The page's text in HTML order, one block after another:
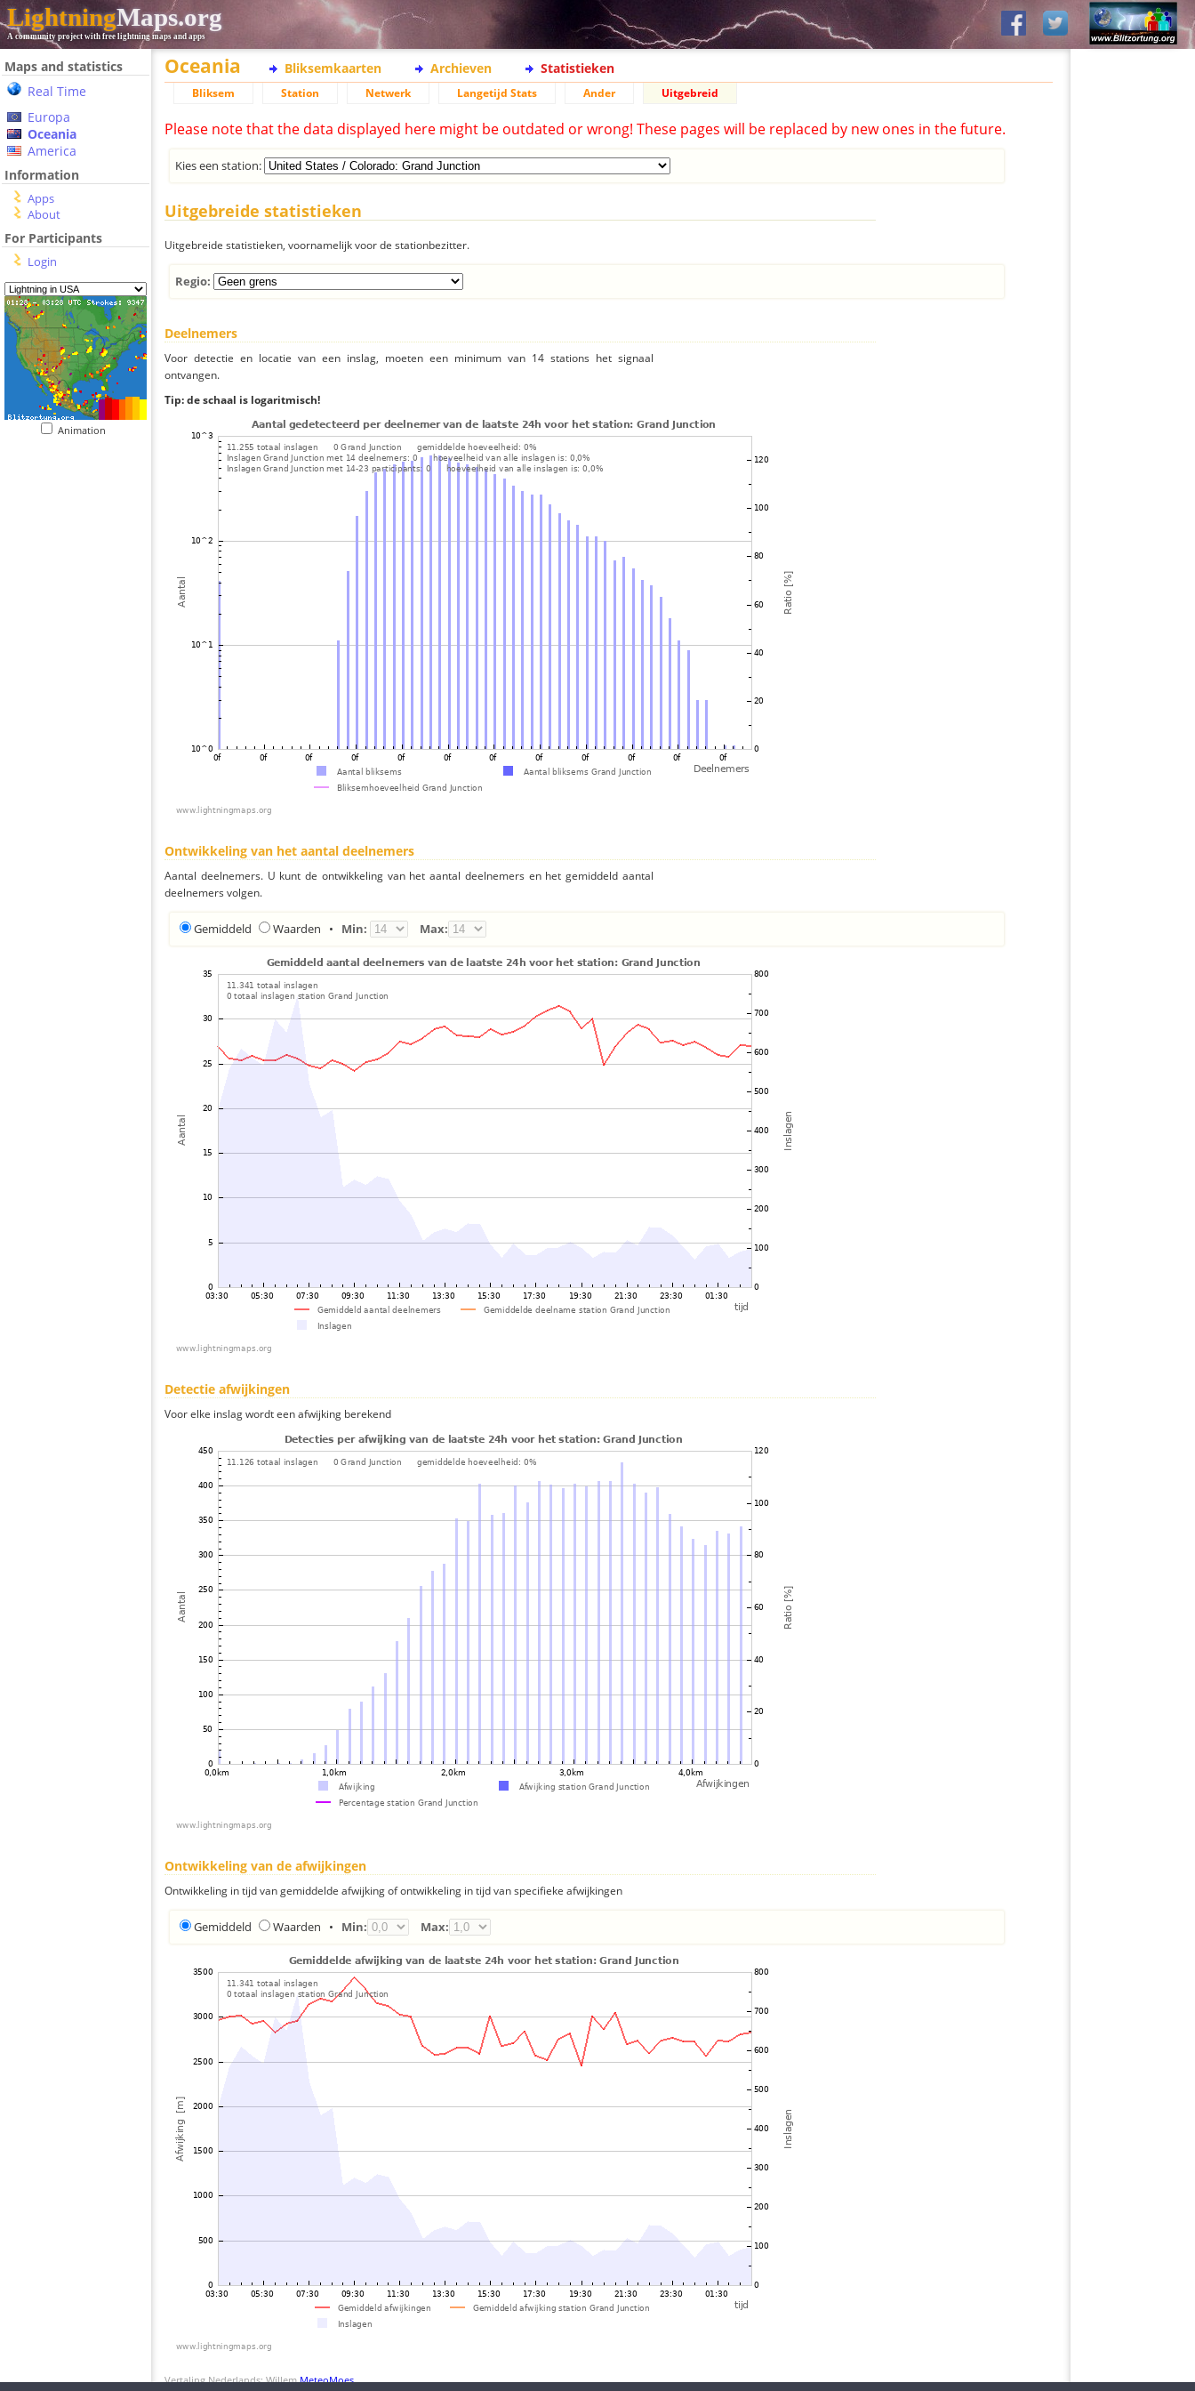
LightningMaps.org
A community project with free lightning maps and apps
Maps and statistics
Real Time
Europa
Oceania
America
Information
Apps
About
For Participants
Login
Animation
Oceania Bliksemkaarten Archieven Statistieken
Bliksem Station Netwerk Langetijd Stats Ander Uitgebreid
Please note that the data displayed here might be outdated or wrong! These pages will be replaced by new ones in the future.
Kies een station:
Uitgebreide statistieken
Uitgebreide statistieken, voornamelijk voor de stationbezitter.
Regio:
Deelnemers
Voor detectie en locatie van een inslag, moeten een minimum van 14 stations het signaal
ontvangen.
Tip: de schaal is logaritmisch!
Ontwikkeling van het aantal deelnemers
Aantal deelnemers. U kunt de ontwikkeling van het aantal deelnemers en het gemiddeld aantal
deelnemers volgen.
Gemiddeld Waarden • Min: Max:
Detectie afwijkingen
Voor elke inslag wordt een afwijking berekend
Ontwikkeling van de afwijkingen
Ontwikkeling in tijd van gemiddelde afwijking of ontwikkeling in tijd van specifieke afwijkingen
Gemiddeld Waarden • Min: Max:
Vertaling Nederlands: WillemMeteoMoes